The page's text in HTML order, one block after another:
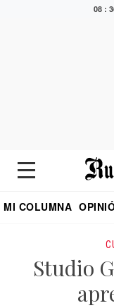
08 :
MI COLUMNA
Studio